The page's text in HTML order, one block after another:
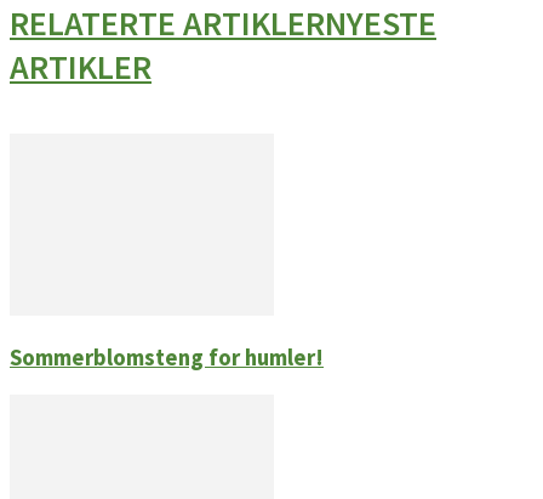
RELATERTE ARTIKLERNYESTE
ARTIKLER
Sommerblomsteng for humler!